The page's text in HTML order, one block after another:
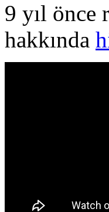
9 yıl önce
hakkında